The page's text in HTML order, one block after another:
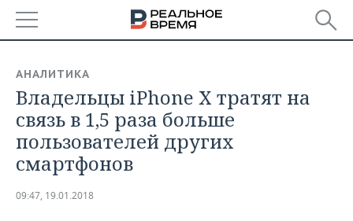
БАШКОРТОСТАН
ТАТАРСТАН
УДМУРТИЯ
НОВОСТИ
АНАЛИТИКА
НОВОСТИ АНАЛИТИКИ
ДЕКЛАРАЦИИ О ДОХОДАХ
ЭКОНОМИКА
НОВОСТИ ЭКОНОМИКИ
ПРОМЫШЛЕННОСТЬ
АНАЛИТИКА
Владельцы iPhone X тратят на
связь в 1,5 раза больше
пользователей других
смартфонов
09:47, 19.01.2018